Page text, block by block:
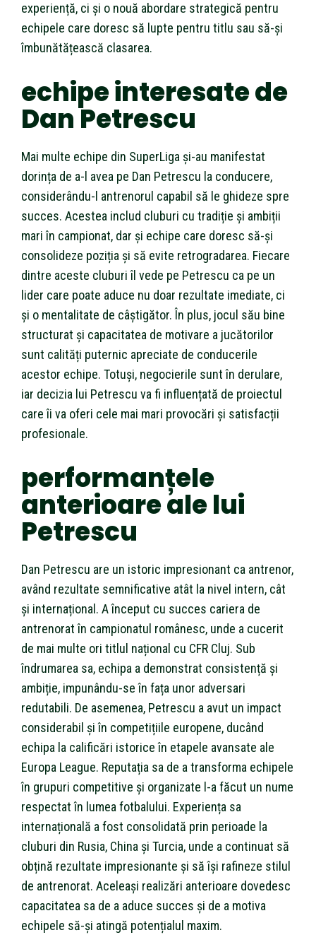
experiență, ci și o nouă abordare strategică pentru
echipele care doresc să lupte pentru titlu sau să-și
îmbunătățească clasarea.
echipe interesate de
Dan Petrescu
Mai multe echipe din SuperLiga și-au manifestat
dorința de a-l avea pe Dan Petrescu la conducere,
considerându-l antrenorul capabil să le ghideze spre
succes. Acestea includ cluburi cu tradiție și ambiții
mari în campionat, dar și echipe care doresc să-și
consolideze poziția și să evite retrogradarea. Fiecare
dintre aceste cluburi îl vede pe Petrescu ca pe un
lider care poate aduce nu doar rezultate imediate, ci
și o mentalitate de câștigător. În plus, jocul său bine
structurat și capacitatea de motivare a jucătorilor
sunt calități puternic apreciate de conducerile
acestor echipe. Totuși, negocierile sunt în derulare,
iar decizia lui Petrescu va fi influențată de proiectul
care îi va oferi cele mai mari provocări și satisfacții
profesionale.
performanțele
anterioare ale lui
Petrescu
Dan Petrescu are un istoric impresionant ca antrenor,
având rezultate semnificative atât la nivel intern, cât
și internațional. A început cu succes cariera de
antrenorat în campionatul românesc, unde a cucerit
de mai multe ori titlul național cu CFR Cluj. Sub
îndrumarea sa, echipa a demonstrat consistență și
ambiție, impunându-se în fața unor adversari
redutabili. De asemenea, Petrescu a avut un impact
considerabil și în competițiile europene, ducând
echipa la calificări istorice în etapele avansate ale
Europa League. Reputația sa de a transforma echipele
în grupuri competitive și organizate l-a făcut un nume
respectat în lumea fotbalului. Experiența sa
internațională a fost consolidată prin perioade la
cluburi din Rusia, China și Turcia, unde a continuat să
obțină rezultate impresionante și să își rafineze stilul
de antrenorat. Aceleași realizări anterioare dovedesc
capacitatea sa de a aduce succes și de a motiva
echipele să-și atingă potențialul maxim.